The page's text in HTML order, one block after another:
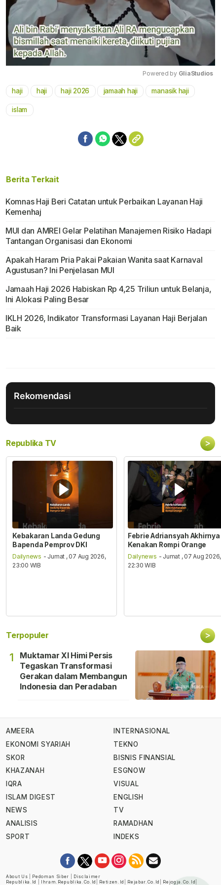
Mute
Powered by GliaStudios
haji haji haji 2026 jamaah haji manasik haji
islam
Berita Terkait
Komnas Haji Beri Catatan untuk Perbaikan Layanan Haji
Kemenhaj
MUI dan AMREI Gelar Pelatihan Manajemen Risiko Hadapi
Tantangan Organisasi dan Ekonomi
Apakah Haram Pria Pakai Pakaian Wanita saat Karnaval
Agustusan? Ini Penjelasan MUI
Jamaah Haji 2026 Habiskan Rp 4,25 Triliun untuk Belanja,
Ini Alokasi Paling Besar
IKLH 2026, Indikator Transformasi Layanan Haji Berjalan
Baik
Rekomendasi
Republika TV >
Kebakaran Landa Gedung
Bapenda Pemprov DKI
Dailynews - Jumat , 07 Aug 2026,
23:00 WIB
Febrie Adriansyah Akhirnya
Kenakan Rompi Orange
Dailynews - Jumat , 07 Aug 2026,
22:30 WIB
Terpopuler >
1
Muktamar XI Himi Persis
Tegaskan Transformasi
Gerakan dalam Membangun
Indonesia dan Peradaban
AMEERA
EKONOMI SYARIAH
SKOR
KHAZANAH
IQRA
ISLAM DIGEST
NEWS
ANALISIS
SPORT
INTERNASIONAL
TEKNO
BISNIS FINANSIAL
ESGNOW
VISUAL
ENGLISH
TV
RAMADHAN
INDEKS
About Us Pedoman Siber
Disclaimer
Republika.id
Ihram.republika.co.id Retizen.id Rejabar.co.id Rejogja.co.id